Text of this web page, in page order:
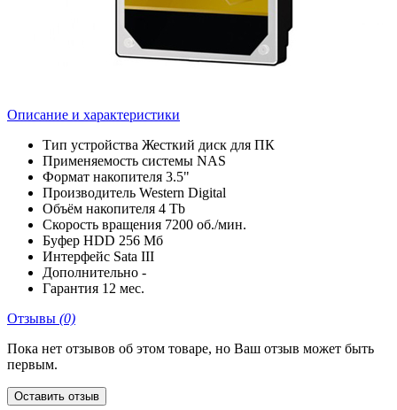
Описание и характеристики
Тип устройства Жесткий диск для ПК
Применяемость системы NAS
Формат накопителя 3.5"
Производитель Western Digital
Объём накопителя 4 Tb
Скорость вращения 7200 об./мин.
Буфер HDD 256 Мб
Интерфейс Sata III
Дополнительно -
Гарантия 12 мес.
Отзывы (0)
Пока нет отзывов об этом товаре, но Ваш отзыв может быть
первым.
Оставить отзыв